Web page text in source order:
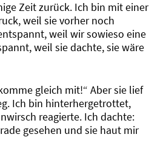
Zeit zurück. Ich bin mit einer
weil sie vorher noch
weil wir sowieso eine
weil sie dachte, sie wäre
gleich mit!“ Aber sie lief
Ich bin hinterhergetrottet,
reagierte. Ich dachte:
gesehen und sie haut mir